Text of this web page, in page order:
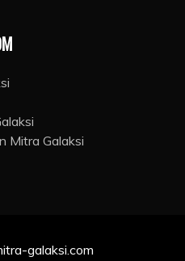
Mitra Galaksi
galaksi.com